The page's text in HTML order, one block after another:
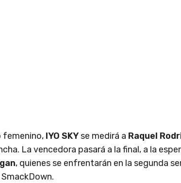
femenino, IYO SKYse medirá a Raquel
La vencedora pasará a la final, a la
, quienes se enfrentarán en la segunda
SmackDown.